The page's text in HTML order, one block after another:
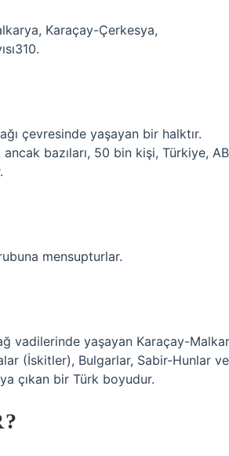
Karaçay-Çerkesya,
çevresinde yaşayan bir halktır.
bazıları, 50 bin kişi, Türkiye,
mensupturlar.
vadilerinde yaşayan Karaçay-Malkar
(İskitler), Bulgarlar, Sabir-Hunlar ve
çıkan bir Türk boyudur.